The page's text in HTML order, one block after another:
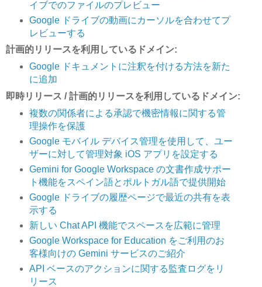
イブでのファイルのプレビュー
Google ドライブの動画にカーソルを合わせてプ
レビューする
計画的リリースを利用しているドメイン:
Google ドキュメントに注釈を付ける方法を新た
に追加
即時リリース / 計画的リリースを利用しているドメイン:
複数の関係者による承認で機密情報に関する管
理操作を保護
Google モバイル デバイス管理を使用して、ユー
ザーに対して管理対象 iOS アプリを設定する
Gemini for Google Workspace の文書作成サポー
ト機能をスペイン語とポルトガル語で提供開始
Google ドライブの履歴ページで最近の共有を表
示する
新しい Chat API 機能でスペースを広範に管理
Google Workspace for Education をご利用のお
客様向けの Gemini サービスのご紹介
API ベースのアクションに関する監査ログをリ
リース